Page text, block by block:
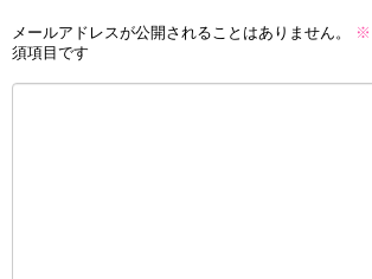
メールアドレスが公開されることはありません。 ※
須項目です